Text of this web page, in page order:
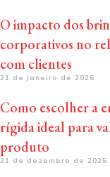
O impacto dos
corporativos no
com clientes
21 de janeiro de 2026
Como escolher a
rígida ideal para
produto
21 de dezembro de 2025